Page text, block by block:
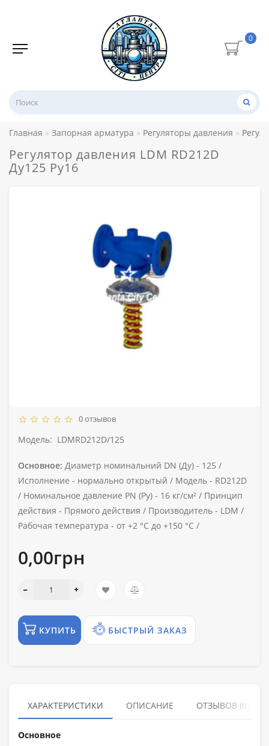
0
Главная Запорная арматура Регуляторы давления
Регулятор давления LDM RD212D
Ду125 Ру16
0 отзывов
Модель: LDMRD212D/125
Основное: Диаметр номинальний DN (Ду) - 125 /
Исполнение - нормально открытый / Модель - RD212D
/ Номинальное давление PN (Ру) - 16 кг/см² / Принцип
действия - Прямого действия / Производитель - LDM /
Рабочая температура - от +2 °C до +150 °C /
0,00грн
КУПИТЬ БЫСТРЫЙ ЗАКАЗ
ХАРАКТЕРИСТИКИ ОПИСАНИЕ ОТЗЫВОВ (0)
Основное